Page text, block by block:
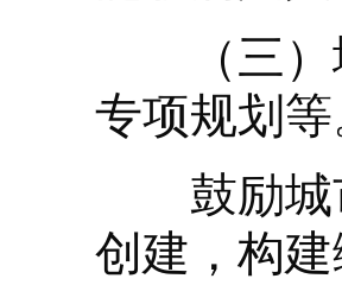
（三）城
专项规划等
鼓励城市
创建，构